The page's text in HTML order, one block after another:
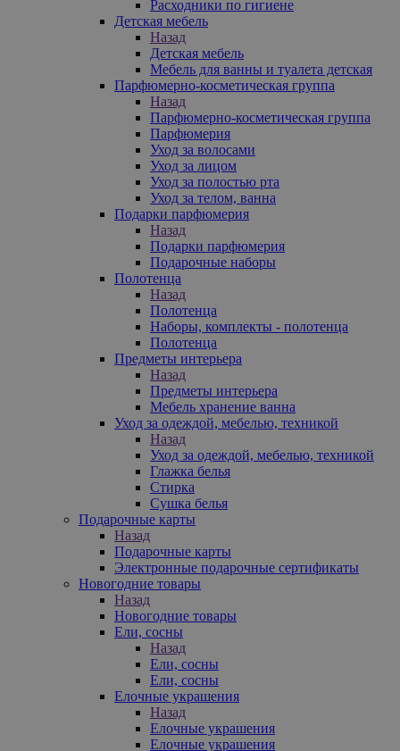
Расходники по гигиене
Детская мебель
Назад
Детская мебель
Мебель для ванны и туалета детская
Парфюмерно-косметическая группа
Назад
Парфюмерно-косметическая группа
Парфюмерия
Уход за волосами
Уход за лицом
Уход за полостью рта
Уход за телом, ванна
Подарки парфюмерия
Назад
Подарки парфюмерия
Подарочные наборы
Полотенца
Назад
Полотенца
Наборы, комплекты - полотенца
Полотенца
Предметы интерьера
Назад
Предметы интерьера
Мебель хранение ванна
Уход за одеждой, мебелью, техникой
Назад
Уход за одеждой, мебелью, техникой
Глажка белья
Стирка
Сушка белья
Подарочные карты
Назад
Подарочные карты
Электронные подарочные сертификаты
Новогодние товары
Назад
Новогодние товары
Ели, сосны
Назад
Ели, сосны
Ели, сосны
Елочные украшения
Назад
Елочные украшения
Елочные украшения